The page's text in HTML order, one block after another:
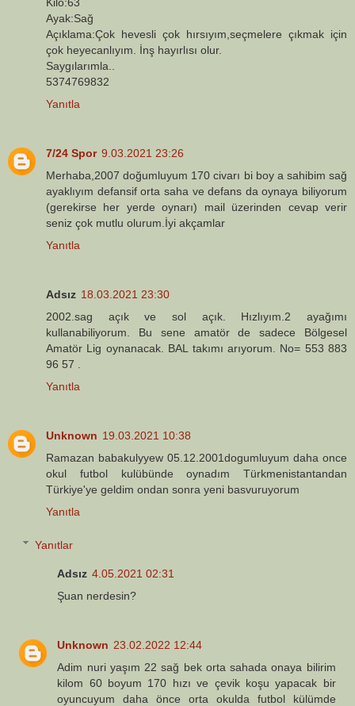
Ayak:Sağ
Açıklama:Çok hevesli çok hırsıyım,seçmelere çıkmak için
çok heyecanlıyım. İnş hayırlısı olur.
Saygılarımla..
5374769832
Yanıtla
7/24 Spor 9.03.2021 23:26
Merhaba,2007 doğumluyum 170 civarı bi boy a sahibim sağ
ayaklıyım defansif orta saha ve defans da oynaya biliyorum
(gerekirse her yerde oynarı) mail üzerinden cevap verir
seniz çok mutlu olurum.İyi akçamlar
Yanıtla
Adsız 18.03.2021 23:30
2002.sag açık ve sol açık. Hızlıyım.2 ayağımı
kullanabiliyorum. Bu sene amatör de sadece Bölgesel
Amatör Lig oynanacak. BAL takımı arıyorum. No= 553 883
96 57 .
Yanıtla
Unknown 19.03.2021 10:38
Ramazan babakulyyew 05.12.2001dogumluyum daha once
okul futbol kulübünde oynadım Türkmenistantandan
Türkiye'ye geldim ondan sonra yeni basvuruyorum
Yanıtla
Yanıtlar
Adsız 4.05.2021 02:31
Şuan nerdesin?
Unknown 23.02.2022 12:44
Adim nuri yaşım 22 sağ bek orta sahada onaya bilirim
kilom 60 boyum 170 hızı ve çevik koşu yapacak bir
oyuncuyum daha önce orta okulda futbol külümde